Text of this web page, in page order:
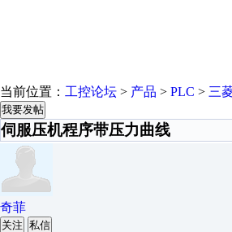
当前位置： 工控论坛 > 产品 > PLC > 三
我要发帖
伺服压机程序带压力曲线
奇菲
关注 私信